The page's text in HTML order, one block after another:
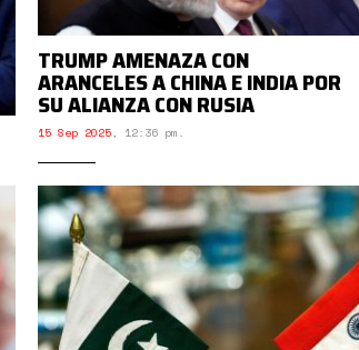
TRUMP AMENAZA CON
ARANCELES A CHINA E INDIA POR
SU ALIANZA CON RUSIA
15 Sep 2025, 12:36 pm.